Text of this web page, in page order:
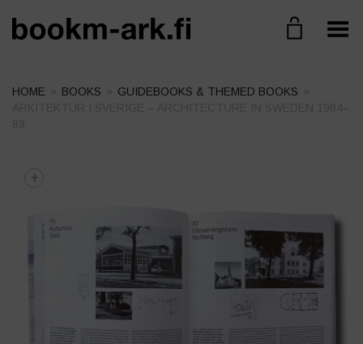
Toggle Menu
HOME BOOKS GUIDEBOOKS & THEMED BOOKS
+